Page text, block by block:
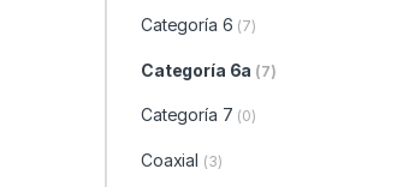
Categoría 6 (7)
Categoría 6a (7)
Categoría 7 (0)
Coaxial (3)